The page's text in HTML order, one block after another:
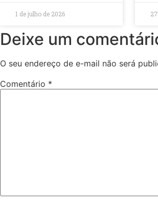
1 de julho de 2026
Deixe um
O seu endereço de e-mail não será
Comentário *